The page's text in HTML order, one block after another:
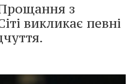
з
викликає певні